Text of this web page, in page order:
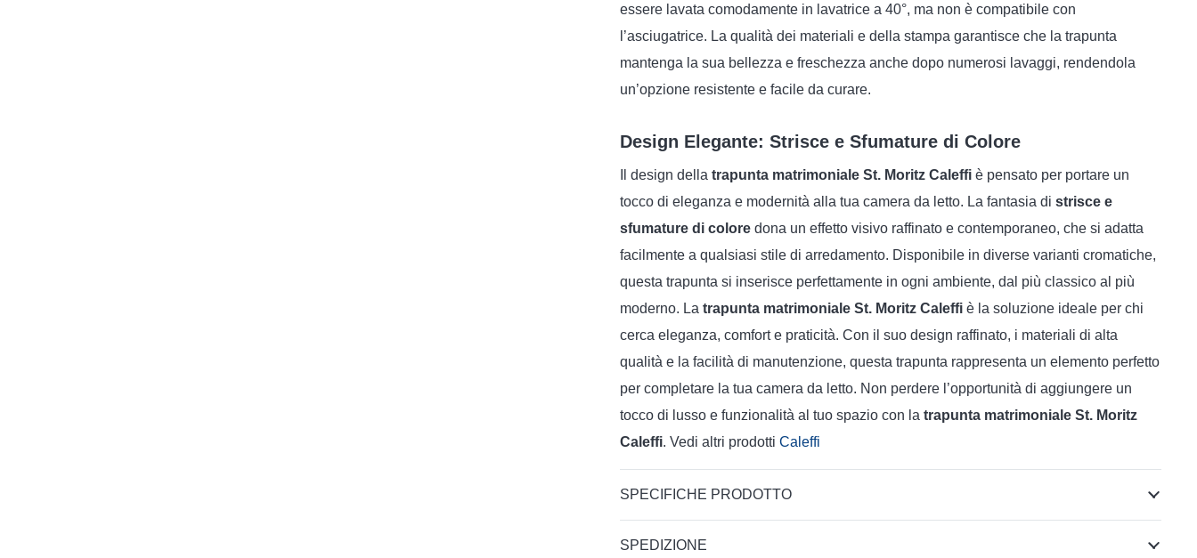
essere lavata comodamente in lavatrice a 40°, ma non è compatibile con
l’asciugatrice. La qualità dei materiali e della stampa garantisce che la trapunta
mantenga la sua bellezza e freschezza anche dopo numerosi lavaggi, rendendola
un’opzione resistente e facile da curare.
Design Elegante: Strisce e Sfumature di Colore
Il design della trapunta matrimoniale St. Moritz Caleffi è pensato per portare un
tocco di eleganza e modernità alla tua camera da letto. La fantasia di strisce e
sfumature di colore dona un effetto visivo raffinato e contemporaneo, che si adatta
facilmente a qualsiasi stile di arredamento. Disponibile in diverse varianti cromatiche,
questa trapunta si inserisce perfettamente in ogni ambiente, dal più classico al più
moderno. La trapunta matrimoniale St. Moritz Caleffi è la soluzione ideale per chi
cerca eleganza, comfort e praticità. Con il suo design raffinato, i materiali di alta
qualità e la facilità di manutenzione, questa trapunta rappresenta un elemento perfetto
per completare la tua camera da letto. Non perdere l’opportunità di aggiungere un
tocco di lusso e funzionalità al tuo spazio con la trapunta matrimoniale St. Moritz
Caleffi. Vedi altri prodotti Caleffi
SPECIFICHE PRODOTTO
SPEDIZIONE